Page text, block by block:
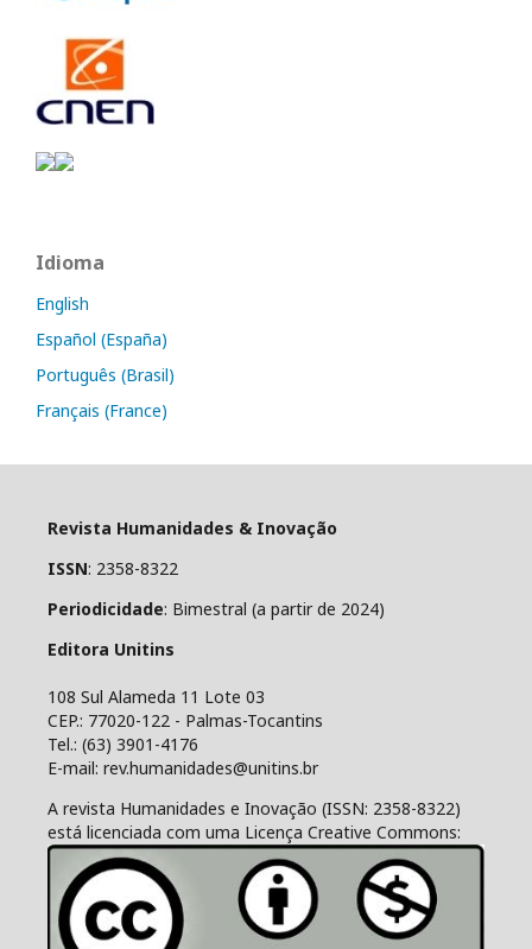
Idioma
English
Español (España)
Português (Brasil)
Français (France)
Revista Humanidades & Inovação
ISSN: 2358-8322
Periodicidade: Bimestral (a partir de 2024)
Editora Unitins
108 Sul Alameda 11 Lote 03
CEP.: 77020-122 - Palmas-Tocantins
Tel.: (63) 3901-4176
E-mail: rev.humanidades@unitins.br
A revista Humanidades e Inovação (ISSN: 2358-8322)
está licenciada com uma Licença Creative Commons: